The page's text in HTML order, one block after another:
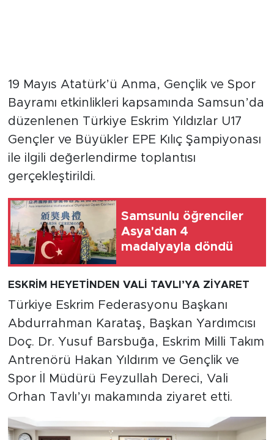
19 Mayıs Atatürk’ü Anma, Gençlik ve Spor
Bayramı etkinlikleri kapsamında Samsun’da
düzenlenen Türkiye Eskrim Yıldızlar U17
Gençler ve Büyükler EPE Kılıç Şampiyonası
ile ilgili değerlendirme toplantısı
gerçekleştirildi.
Samsunlu öğrenciler
Asya'dan 4
madalyayla döndü
ESKRİM HEYETİNDEN VALİ TAVLI’YA ZİYARET
Türkiye Eskrim Federasyonu Başkanı
Abdurrahman Karataş, Başkan Yardımcısı
Doç. Dr. Yusuf Barsbuğa, Eskrim Milli Takım
Antrenörü Hakan Yıldırım ve Gençlik ve
Spor İl Müdürü Feyzullah Dereci, Vali
Orhan Tavlı’yı makamında ziyaret etti.